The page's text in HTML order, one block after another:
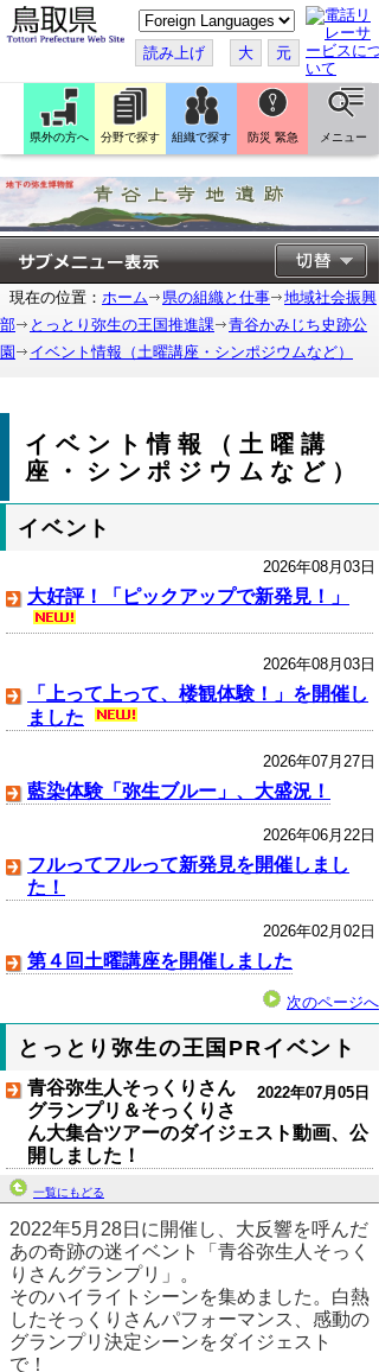
こ
の
ペ
ー
ジ
翻
訳
す
る
読み上げ 大 元
県外の方へ 分野で探す 組織で探す 防災 緊急 メニュー
現在の位置： ホーム 県の組織と仕事
地域社会振興
部
とっとり弥生の王国推進課
青谷かみじち史跡公
園
イベント情報（土曜講座・シンポジウムなど）
イベント情報（土曜講
座・シンポジウムなど）
イベント
2026年08月03日
大好評！「ピックアップで新発見！」
2026年08月03日
「上って上って、楼観体験！」を開催し
ました
2026年07月27日
藍染体験「弥生ブルー」、大盛況！
2026年06月22日
フルってフルって新発見を開催しまし
た！
2026年02月02日
第４回土曜講座を開催しました
次のページへ
とっとり弥生の王国PRイベント
2022年07月05日
青谷弥生人そっくりさん
グランプリ＆そっくりさ
ん大集合ツアーのダイジェスト動画、公
開しました！
一覧にもどる
2022年5月28日に開催し、大反響を呼んだ
あの奇跡の迷イベント「青谷弥生人そっく
りさんグランプリ」。
そのハイライトシーンを集めました。白熱
したそっくりさんパフォーマンス、感動の
グランプリ決定シーンをダイジェスト
で！